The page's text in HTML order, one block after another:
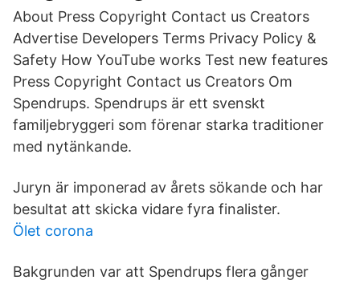
About Press Copyright Contact us Creators
Advertise Developers Terms Privacy Policy &
Safety How YouTube works Test new features
Press Copyright Contact us Creators Om
Spendrups. Spendrups är ett svenskt
familjebryggeri som förenar starka traditioner
med nytänkande.
Juryn är imponerad av årets sökande och har
besultat att skicka vidare fyra finalister.
Ölet corona
Bakgrunden var att Spendrups flera gånger